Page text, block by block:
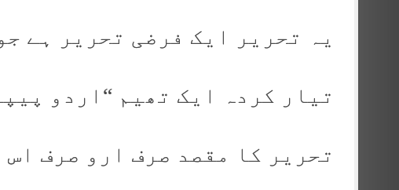
یہ تحریر ایک فرضی تحریر ہے
تیار کردہ ایک تھیم “اردو
تحریر کا مقصد صرف ارو صرف